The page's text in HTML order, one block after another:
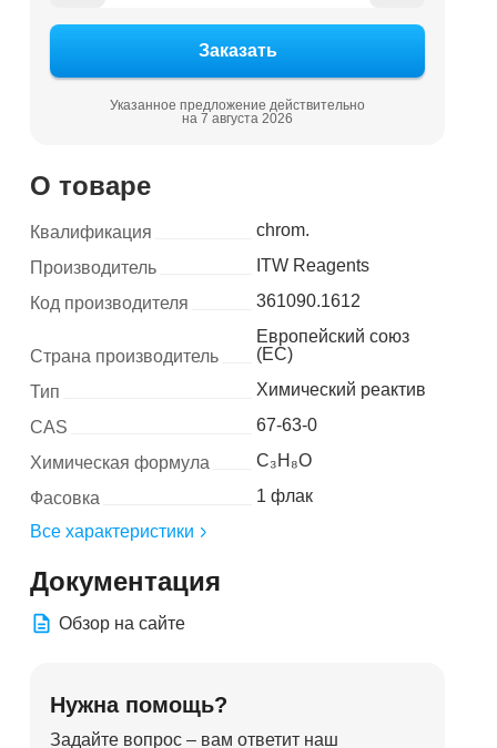
Указанное предложение действительно
на 7 августа 2026
О товаре
Квалификация
chrom.
Производитель
ITW Reagents
Код производителя
361090.1612
Страна производитель
Европейский союз
(ЕС)
Тип
Химический реактив
CAS
67-63-0
Химическая формула
C₃H₈O
Фасовка
1 флак
Все характеристики
Документация
Обзор на сайте
Нужна помощь?
Задайте вопрос – вам ответит наш